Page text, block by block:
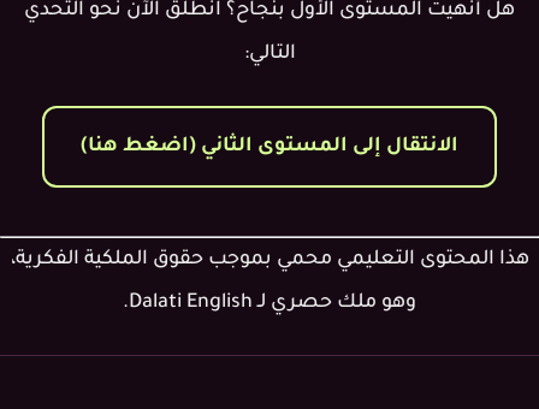
هل أنهيت المستوى الأول بنجاح؟ انطلق الآن نحو التحدي
التالي:
الانتقال إلى المستوى الثاني (اضغط هنا)
هذا المحتوى التعليمي محمي بموجب حقوق الملكية الفكرية،
وهو ملك حصري لـ Dalati English
.